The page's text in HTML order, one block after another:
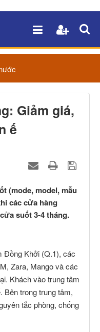
Giảm giá,
ế
(mode, model, mẫu
các cửa hàng
suốt 3-4 tháng.
Đồng Khởi (Q.1), các
Zara, Mango và các
Khách vào trung tâm
Bên trong trung tâm,
tắc phòng, chống